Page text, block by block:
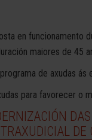
en funcionamento
maiores de 45
de axudas ás
para favorecer o